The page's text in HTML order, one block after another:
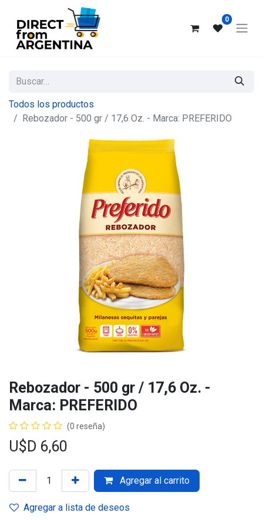
0
Todos los productos
Rebozador - 500 gr / 17,6 Oz. - Marca: PREFERIDO
Rebozador - 500 gr / 17,6 Oz. -
Marca: PREFERIDO
(0 reseña)
U$D 6,60
Agregar al carrito
Agregar a lista de deseos